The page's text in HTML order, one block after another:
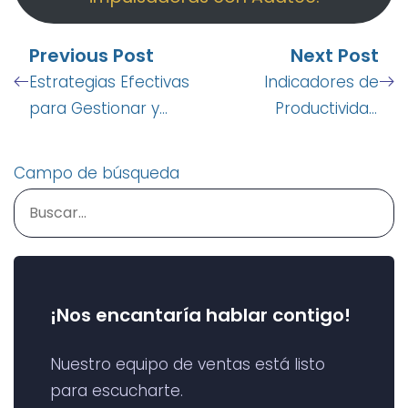
Previous Post
Estrategias Efectivas
para Gestionar y
Next Post
Indicadores de
Productividad
Campo de búsqueda
¡Nos encantaría hablar contigo!
Nuestro equipo de ventas está listo
para escucharte.